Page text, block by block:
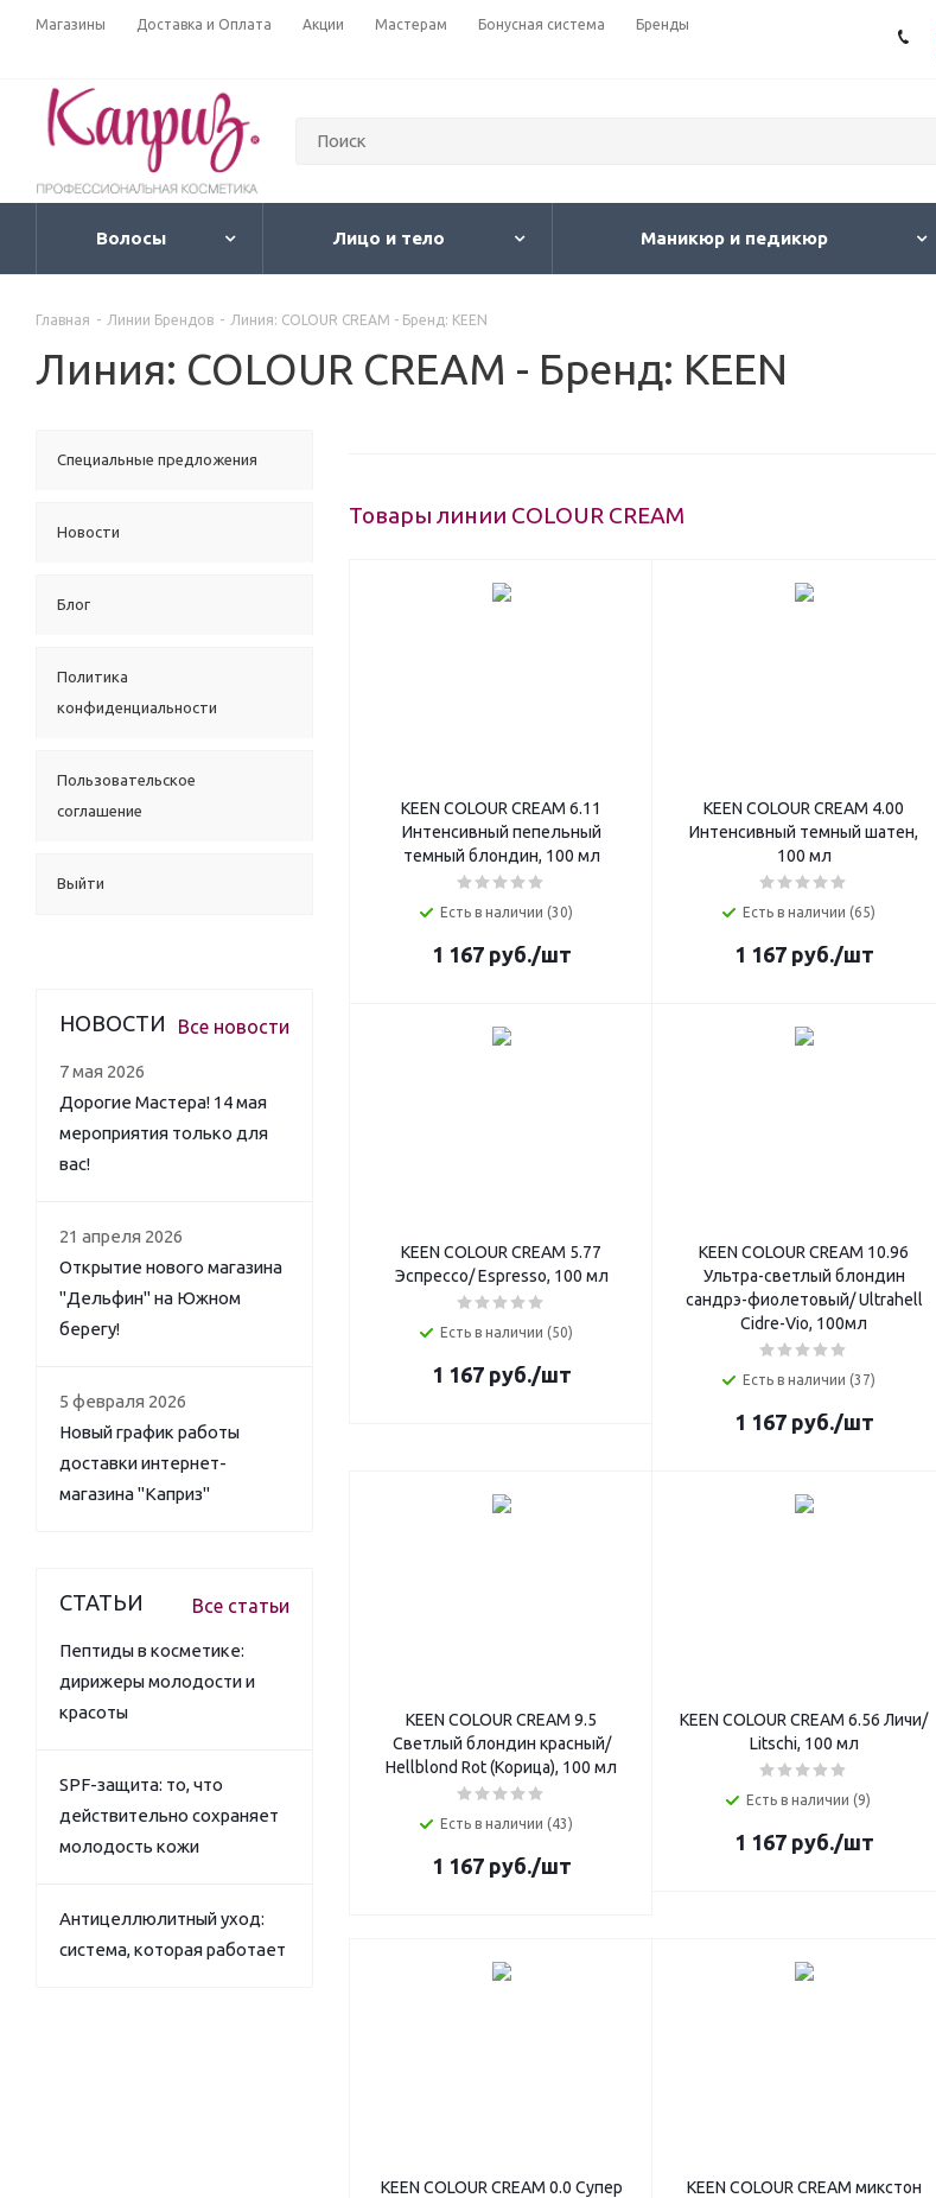
Магазины Доставка и Оплата Акции Мастерам Бонусная система Бренды
Волосы Лицо и тело Маникюр и педикюр
Главная - Линии Брендов - Линия: COLOUR CREAM - Бренд: KEEN
Линия: COLOUR CREAM - Бренд: KEEN
Товары линии COLOUR CREAM
KEEN COLOUR CREAM 6.11
Интенсивный пепельный
темный блондин, 100 мл
Есть в наличии (30)
1 167руб./шт
KEEN COLOUR CREAM 4.00
Интенсивный темный шатен,
100 мл
Есть в наличии (65)
1 167руб./шт
KEEN COLOUR CREAM 5.77
Эспрессо/ Espresso, 100 мл
Есть в наличии (50)
1 167руб./шт
KEEN COLOUR CREAM 10.96
Ультра-светлый блондин
сандрэ-фиолетовый/ Ultrahell
Cidre-Vio, 100мл
Есть в наличии (37)
1 167руб./шт
KEEN COLOUR CREAM 9.5
Светлый блондин красный/
Hellblond Rot (Корица), 100 мл
Есть в наличии (43)
1 167руб./шт
KEEN COLOUR CREAM 6.56 Личи/
Litschi, 100 мл
Есть в наличии (9)
1 167руб./шт
KEEN COLOUR CREAM 0.0 Супер
KEEN COLOUR CREAM микстон
Специальные предложения
Новости
Блог
Политика
конфиденциальности
Пользовательское
соглашение
Выйти
НОВОСТИ Все новости
7 мая 2026
Дорогие Мастера! 14 мая
мероприятия только для
вас!
21 апреля 2026
Открытие нового магазина
"Дельфин" на Южном
берегу!
5 февраля 2026
Новый график работы
доставки интернет-
магазина "Каприз"
СТАТЬИ Все статьи
Пептиды в косметике:
дирижеры молодости и
красоты
SPF-защита: то, что
действительно сохраняет
молодость кожи
Антицеллюлитный уход:
система, которая работает